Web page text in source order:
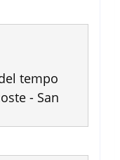
tempo
- San